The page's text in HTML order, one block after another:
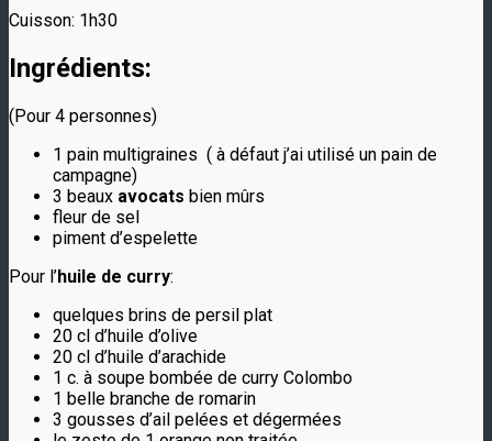
Cuisson: 1h30
Ingrédients:
(Pour 4 personnes)
1 pain multigraines ( à défaut j’ai utilisé un pain de
campagne)
3 beaux avocats bien mûrs
fleur de sel
piment d’espelette
Pour l’huile de curry:
quelques brins de persil plat
20 cl d’huile d’olive
20 cl d’huile d’arachide
1 c. à soupe bombée de curry Colombo
1 belle branche de romarin
3 gousses d’ail pelées et dégermées